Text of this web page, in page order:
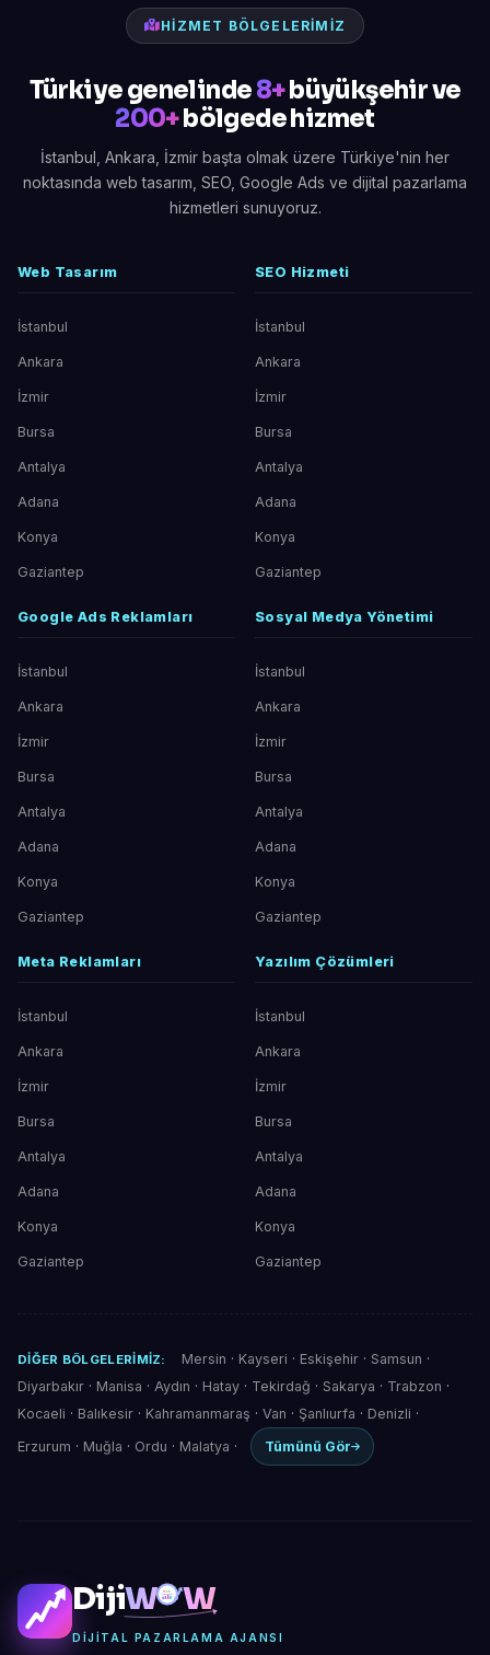
HIZMET BÖLGELERIMIZ
Türkiye genelinde8+büyükşehir ve
200+bölgede hizmet
İstanbul, Ankara, İzmir başta olmak üzere Türkiye'nin her
noktasında web tasarım, SEO, Google Ads ve dijital pazarlama
hizmetleri sunuyoruz.
Web Tasarım
İstanbul
Ankara
İzmir
Bursa
Antalya
Adana
Konya
Gaziantep
SEO Hizmeti
İstanbul
Ankara
İzmir
Bursa
Antalya
Adana
Konya
Gaziantep
Google Ads Reklamları
İstanbul
Ankara
İzmir
Bursa
Antalya
Adana
Konya
Gaziantep
Sosyal Medya Yönetimi
İstanbul
Ankara
İzmir
Bursa
Antalya
Adana
Konya
Gaziantep
Meta Reklamları
İstanbul
Ankara
İzmir
Bursa
Antalya
Adana
Konya
Gaziantep
Yazılım Çözümleri
İstanbul
Ankara
İzmir
Bursa
Antalya
Adana
Konya
Gaziantep
DIĞER BÖLGELERIMIZ: Mersin · Kayseri · Eskişehir· Samsun ·
Diyarbakır · Manisa · Aydın · Hatay · Tekirdağ · Sakarya · Trabzon ·
Kocaeli · Balıkesir · Kahramanmaraş · Van · Şanlıurfa · Denizli ·
Erzurum · Muğla · Ordu · Malatya · Tümünü Gör
DijiW W
DIJITAL PAZARLAMA AJANSI